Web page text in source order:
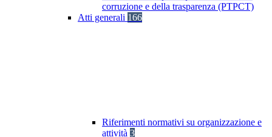
corruzione e della trasparenza (PTPCT)
Atti generali 166
Riferimenti normativi su organizzazione e
attività 3